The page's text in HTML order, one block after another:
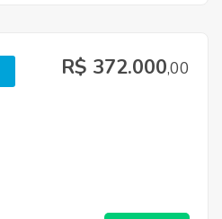
R$ 372.000,00